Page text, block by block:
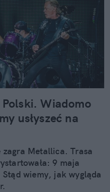
Wiadomo
usłyszeć na
Metallica. Trasa
9 maja
Stąd wiemy, jak wygląda